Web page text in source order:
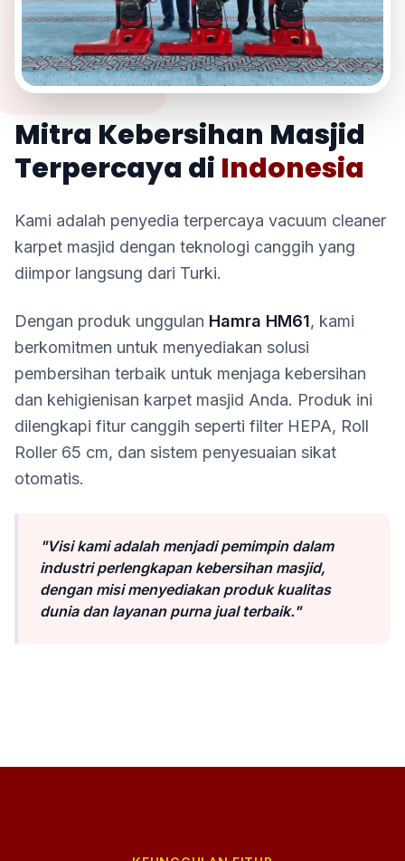
Mitra Kebersihan Masjid
Terpercaya di Indonesia
Kami adalah penyedia terpercaya vacuum cleaner
karpet masjid dengan teknologi canggih yang
diimpor langsung dari Turki.
Dengan produk unggulan Hamra HM61, kami
berkomitmen untuk menyediakan solusi
pembersihan terbaik untuk menjaga kebersihan
dan kehigienisan karpet masjid Anda. Produk ini
dilengkapi fitur canggih seperti filter HEPA, Roll
Roller 65 cm, dan sistem penyesuaian sikat
otomatis.
"Visi kami adalah menjadi pemimpin dalam
industri perlengkapan kebersihan masjid,
dengan misi menyediakan produk kualitas
dunia dan layanan purna jual terbaik."